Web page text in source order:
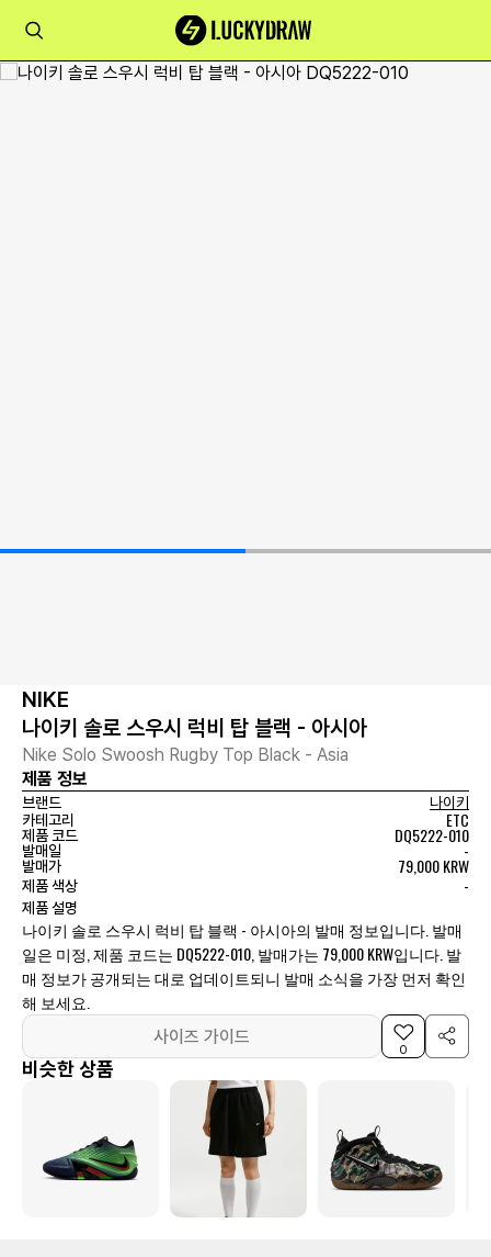
NIKE
나이키 솔로 스우시 럭비 탑 블랙 - 아시아
Nike Solo Swoosh Rugby Top Black - Asia
제품 정보
브랜드
나이키
카테고리
ETC
제품 코드 DQ5222-010
발매일 -
발매가 79,000 KRW
제품 색상 -
제품 설명
나이키 솔로 스우시 럭비 탑 블랙 - 아시아의 발매 정보입니다. 발매
일은 미정, 제품 코드는 DQ5222-010, 발매가는 79,000 KRW입니다. 발
매 정보가 공개되는 대로 업데이트되니 발매 소식을 가장 먼저 확인
해 보세요.
사이즈 가이드
0
비슷한 상품